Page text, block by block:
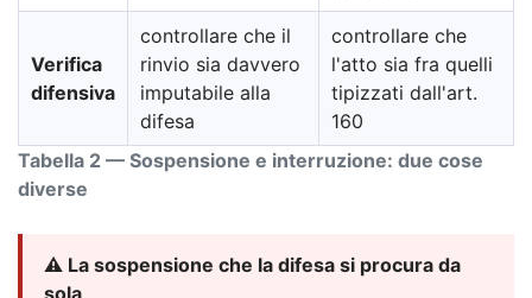
Tabella 2 — Sospensione e interruzione: due cose
diverse
Verifica
difensiva
controllare che il
rinvio sia davvero
imputabile alla
difesa
controllare che
l'atto sia fra quelli
tipizzati dall'art.
160
⚠️ La sospensione che la difesa si procura da
sola